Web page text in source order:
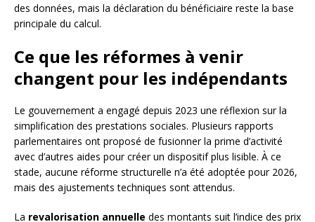
des données, mais la déclaration du bénéficiaire reste la base
principale du calcul.
Ce que les réformes à venir
changent pour les indépendants
Le gouvernement a engagé depuis 2023 une réflexion sur la
simplification des prestations sociales. Plusieurs rapports
parlementaires ont proposé de fusionner la prime d’activité
avec d’autres aides pour créer un dispositif plus lisible. À ce
stade, aucune réforme structurelle n’a été adoptée pour 2026,
mais des ajustements techniques sont attendus.
La revalorisation annuelle des montants suit l’indice des prix